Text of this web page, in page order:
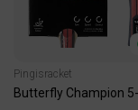
Pingisracket
Butterfly Champion